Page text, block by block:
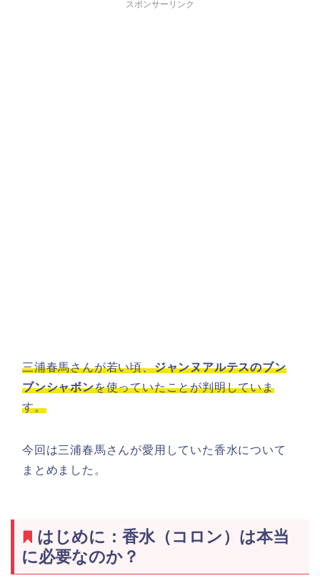
スポンサーリンク
三浦春馬さんが若い頃、ジャンヌアルテスのブン
ブンシャボンを使っていたことが判明していま
す。
今回は三浦春馬さんが愛用していた香水について
まとめました。
はじめに：香水（コロン）は本当
に必要なのか？